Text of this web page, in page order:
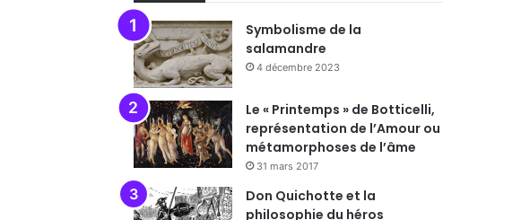
Symbolisme de la
salamandre
4 décembre 2023
Le « Printemps » de Botticelli,
représentation de l’Amour ou
métamorphoses de l’âme
31 mars 2017
Don Quichotte et la
philosophie du héros